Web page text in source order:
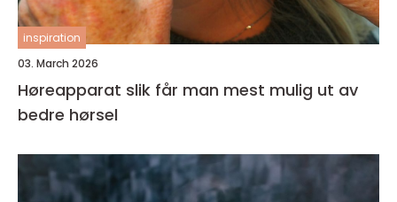
inspiration
03. March 2026
Høreapparat slik får man mest mulig ut av
bedre hørsel